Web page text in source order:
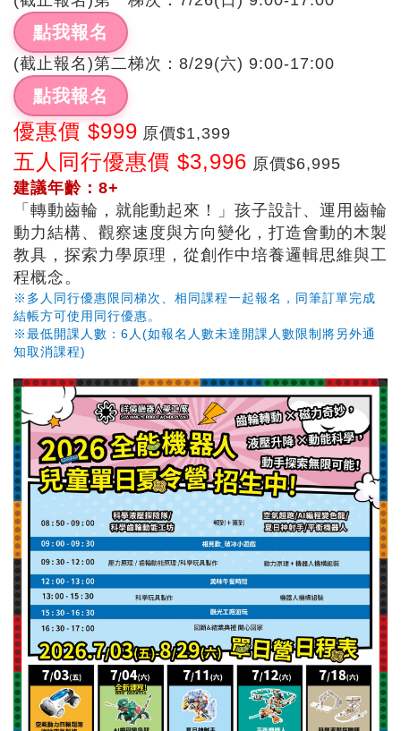
點我報名
(截止報名)第二梯次：8/29(六) 9:00-17:00
點我報名
優惠價 $999 原價$1,399
五人同行優惠價 $3,996 原價$6,995
建議年齡：8+
「轉動齒輪，就能動起來！」孩子設計、運用齒輪
動力結構、觀察速度與方向變化，打造會動的木製
教具，探索力學原理，從創作中培養邏輯思維與工
程概念。
※多人同行優惠限同梯次、相同課程一起報名，同筆訂單完成
結帳方可使用同行優惠。
※最低開課人數：6人(如報名人數未達開課人數限制將另外通
知取消課程)